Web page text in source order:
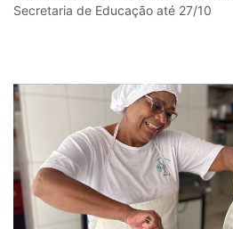
Secretaria de Educação até 27/10